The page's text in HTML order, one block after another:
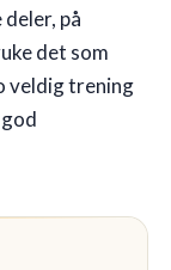
på
det som
veldig trening